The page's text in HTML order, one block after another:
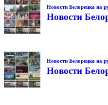
Новости Белорецка на
Новости
Новости Белорецка на
Новости